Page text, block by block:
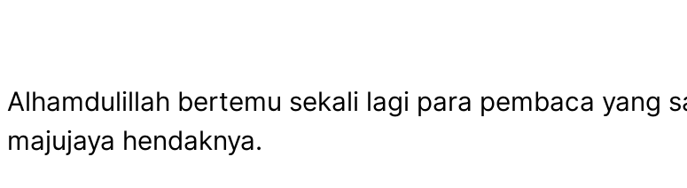
Alhamdulillah bertemu sekali lagi para pembaca yang
majujaya hendaknya.